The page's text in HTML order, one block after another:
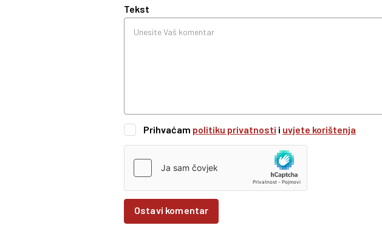
Tekst
Prihvaćam politiku privatnosti i uvjete korištenja
Ostavi komentar